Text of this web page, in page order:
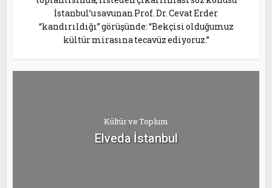
İstanbul’u savunan Prof. Dr. Cevat Erder
“kandırıldığı” görüşünde: “Bekçisi olduğumuz
kültür mirasına tecavüz ediyoruz.”
Kültür ve Toplum
Elveda İstanbul